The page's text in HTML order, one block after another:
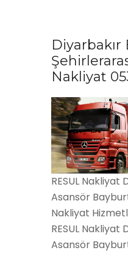
Nakliyat
RESUL Nakliyat
Asansör
Nakliyat
RESUL Nakliyat
Asansör